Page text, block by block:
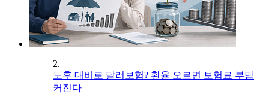
2.
노후 대비로 달러보험? 환율 오르면 보험료 부담
커진다